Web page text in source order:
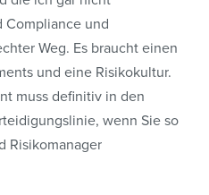
Compliance und
Weg. Es braucht einen
und eine Risikokultur.
muss definitiv in den
wenn Sie so
Risikomanager